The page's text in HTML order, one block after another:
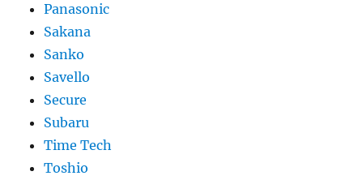
Panasonic
Sakana
Sanko
Savello
Secure
Subaru
Time Tech
Toshio